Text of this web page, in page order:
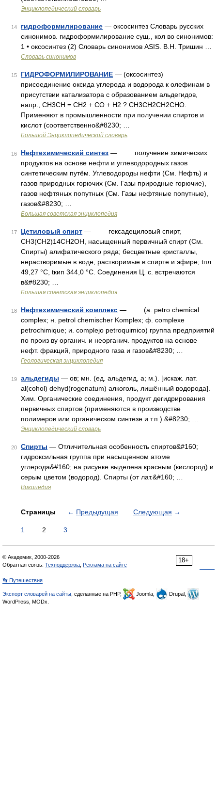
Энциклопедический словарь
14 гидроформилирование — оксосинтез Словарь русских
синонимов. гидроформилирование сущ., кол во синонимов:
1 • оксосинтез (2) Словарь синонимов ASIS. В.Н. Тришин …
Словарь синонимов
15 ГИДРОФОРМИЛИРОВАНИЕ — (оксосинтез)
присоединение оксида углерода и водорода к олефинам в
присутствии катализатора с образованием альдегидов,
напр., CH3CH = CH2 + CO + H2 ? CH3CH2CH2CHO.
Применяют в промышленности при получении спиртов и
кислот (соответственно&#8230; …
Большой Энциклопедический словарь
16 Нефтехимический синтез — получение химических
продуктов на основе нефти и углеводородных газов
синтетическим путём. Углеводороды нефти (См. Нефть) и
газов природных горючих (См. Газы природные горючие),
газов нефтяных попутных (См. Газы нефтяные попутные),
газов&#8230; …
Большая советская энциклопедия
17 Цетиловый спирт — гексадециловый спирт,
CH3(CH2)14CH2OH, насыщенный первичный спирт (См.
Спирты) алифатического ряда; бесцветные кристаллы,
нерастворимые в воде, растворимые в спирте и эфире; tпл
49,27 °С, tкип 344,0 °С. Соединения Ц. с. встречаются
в&#8230; …
Большая советская энциклопедия
18 Нефтехимический комплекс — (a. petro chemical
complex; н. petrol chemischer Komplex; ф. complexe
petrochimique; и. complejo petroquimico) группа предприятий
по произ ву органич. и неорганич. продуктов на основе
нефт. фракций, природного газа и газов&#8230; …
Геологическая энциклопедия
19 альдегиды — ов; мн. (ед. альдегид, а; м.). [искаж. лат.
al(cohol) dehyd(rogenatum) алкоголь, лишённый водорода].
Хим. Органические соединения, продукт дегидрирования
первичных спиртов (применяются в производстве
полимеров или органическом синтезе и т.п.).&#8230; …
Энциклопедический словарь
20 Спирты — Отличительная особенность спиртов&#160;
гидроксильная группа при насыщенном атоме
углерода&#160; на рисунке выделена красным (кислород) и
серым цветом (водород). Спирты (от лат.&#160; …
Википедия
Страницы ← Предыдущая Следующая →
1 2 3
18+
© Академик, 2000-2026
Обратная связь: Техподдержка Реклама на сайте
👣 Путешествия
Экспорт словарей на сайты , сделанные на PHP, Joomla,
Drupal,
WordPress, MODx.